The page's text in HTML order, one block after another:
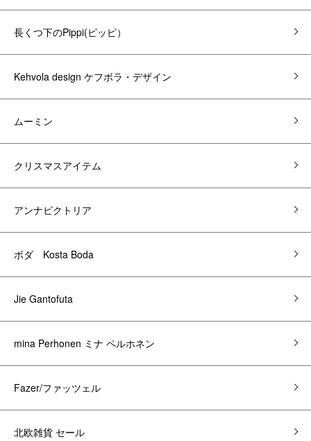
長くつ下のPippi(ピッピ）
Kehvola design ケフボラ・デザイン
ムーミン
クリスマスアイテム
アンナビクトリア
ボダ Kosta Boda
Jie Gantofuta
mina Perhonen ミナ ペルホネン
Fazer/ファッツェル
北欧雑貨 セール